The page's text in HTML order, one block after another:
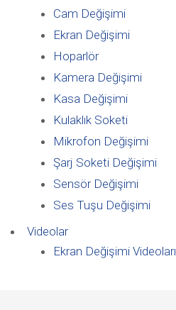
Cam Değişimi
Ekran Değişimi
Hoparlör
Kamera Değişimi
Kasa Değişimi
Kulaklık Soketi
Mikrofon Değişimi
Şarj Soketi Değişimi
Sensör Değişimi
Ses Tuşu Değişimi
Videolar
Ekran Değişimi Videoları